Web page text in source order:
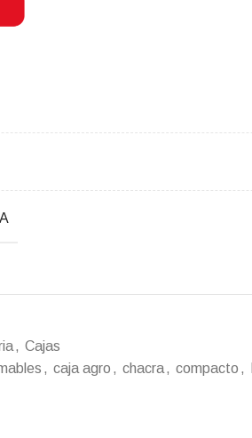
, Cajas
, caja agro , chacra, compacto ,